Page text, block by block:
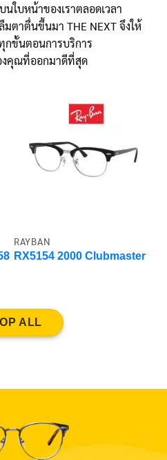
ใบหน้าของเราตลอดเวลา
มตาตื่นขึ้นมา THE NEXT จึงให้
ขั้นตอนการบริการ
งคุณที่ออกมาดีที่สุด
RAYBAN
RX5154 2000 Clubmaster
ALL